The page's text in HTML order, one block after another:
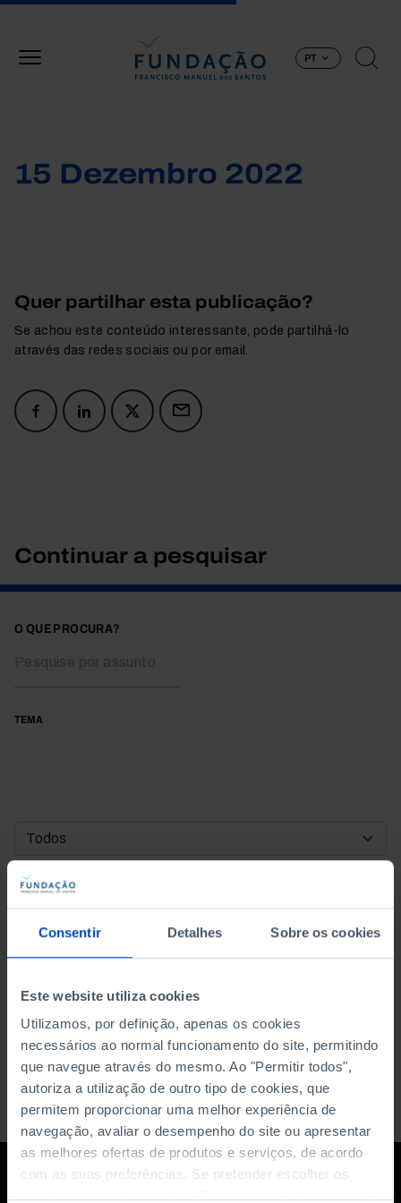
Consentir Detalhes Sobre os cookies
Este website utiliza cookies
Utilizamos, por definição, apenas os cookies
necessários ao normal funcionamento do site, permitindo
que navegue através do mesmo. Ao "Permitir todos",
autoriza a utilização de outro tipo de cookies, que
permitem proporcionar uma melhor experiência de
navegação, avaliar o desempenho do site ou apresentar
as melhores ofertas de produtos e serviços, de acordo
com as suas preferências. Se pretender escolher os
PT
15 Dezembro 2022
Quer partilhar esta publicação?
Se achou este conteúdo interessante, pode partilhá-lo
através das redes sociais ou por email.
Continuar a pesquisar
O QUE PROCURA?
TEMA
DATA DE INÍCIO
DATA DE FIM